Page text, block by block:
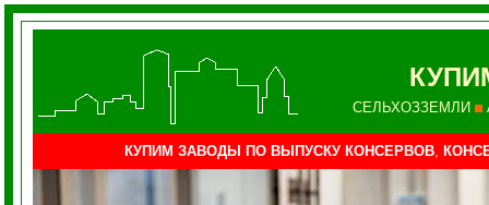
СЕЛЬХОЗЗЕМЛИ
КУПИМ ЗАВОДЫ ПО ВЫПУСКУ КОНСЕРВОВ,